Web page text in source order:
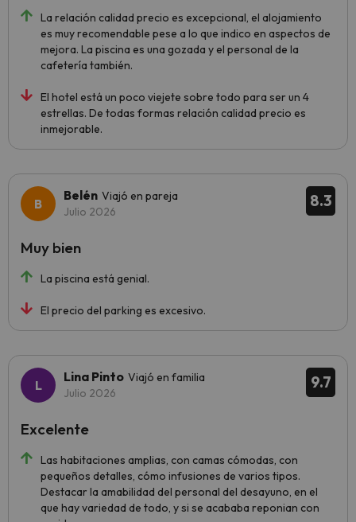
La relación calidad precio es excepcional, el alojamiento
es muy recomendable pese a lo que indico en aspectos de
mejora. La piscina es una gozada y el personal de la
cafetería también.
El hotel está un poco viejete sobre todo para ser un 4
estrellas. De todas formas relación calidad precio es
inmejorable.
8.3
Belén Viajó en pareja
Julio 2026
La piscina está genial.
El precio del parking es excesivo.
Muy bien
9.7
Lina Pinto Viajó en familia
Julio 2026
Las habitaciones amplias, con camas cómodas, con
pequeños detalles, cómo infusiones de varios tipos.
Destacar la amabilidad del personal del desayuno, en el
que hay variedad de todo, y si se acababa reponian con
Excelente